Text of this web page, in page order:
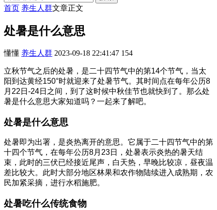
首页 养生人群文章正文
处暑是什么意思
懂懂 养生人群 2023-09-18 22:41:47 154
立秋节气之后的处暑，是二十四节气中的第14个节气，当太
阳到达黄经150°时就迎来了处暑节气。其时间点在每年公历8
月22日-24日之间，到了这时候中秋佳节也就快到了。那么处
暑是什么意思大家知道吗？一起来了解吧。
处暑是什么意思
处暑即为出署，是炎热离开的意思。它属于二十四节气中的第
十四个节气，在每年公历8月23日，处暑表示炎热的暑天结
束，此时的三伏已经接近尾声，白天热，早晚比较凉，昼夜温
差比较大。此时大部分地区林果和农作物陆续进入成熟期，农
民加紧采摘，进行水稻施肥。
处暑吃什么传统食物